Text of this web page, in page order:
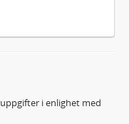
i enlighet med